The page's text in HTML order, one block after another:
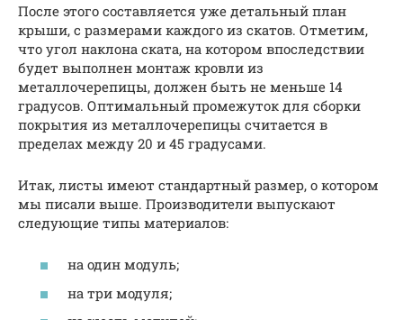
После этого составляется уже детальный план
крыши, с размерами каждого из скатов. Отметим,
что угол наклона ската, на котором впоследствии
будет выполнен монтаж кровли из
металлочерепицы, должен быть не меньше 14
градусов. Оптимальный промежуток для сборки
покрытия из металлочерепицы считается в
пределах между 20 и 45 градусами.
Итак, листы имеют стандартный размер, о котором
мы писали выше. Производители выпускают
следующие типы материалов:
на один модуль;
на три модуля;